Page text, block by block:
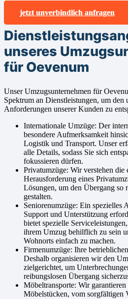
jetzt unverbindlich anfragen
unseres
für Oevenum
Unser Umzugsunternehmen für
Spektrum an Dienstleistungen, um den
Anforderungen unserer Kunden zu
Internationale Umzüge: Der
besondere Aufmerksamkeit
Logistik und Transport. Unser
alle Details, sodass Sie sich
fokussieren dürfen.
Privatumzüge: Wir verstehen die
Herausforderung eines
Lösungen, um den Übergang so
gestalten.
Seniorenumzüge: Ein spezielles
Support und Unterstützung
bietet spezielle
ihrem Umzug behilflich zu sein
Wohnorts einfach zu machen.
Firmenumzüge: Ihre
Deshalb organisieren wir den
zielgerichtet, um
reibungslosen Übergang
Möbeltransporte: Wir
Möbelstücken, vom sorgfältigen